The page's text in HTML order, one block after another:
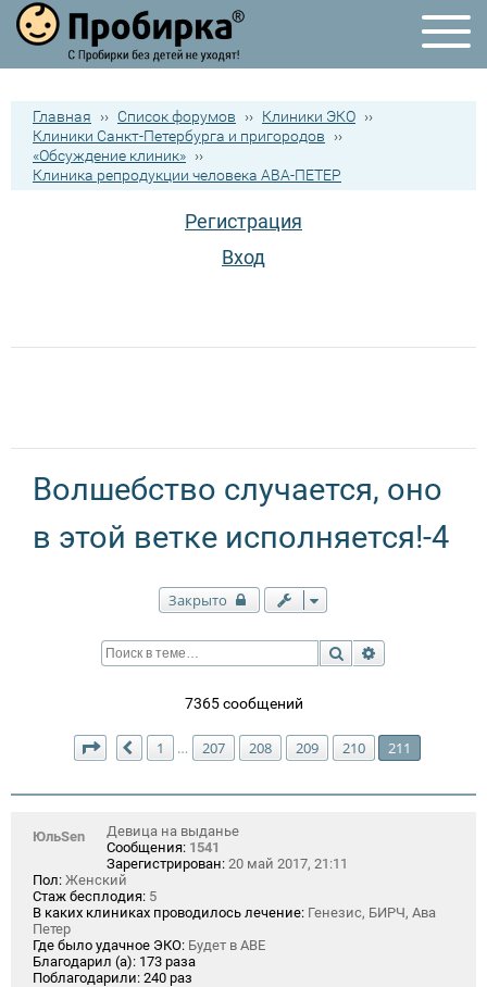
Главная ›› Список форумов ›› Клиники ЭКО ››
Клиники Санкт-Петербурга и пригородов
››
«Обсуждение клиник» ››
Клиника репродукции человека АВА-ПЕТЕР
Регистрация
Вход
Волшебство случается, оно
в этой ветке исполняется!-4
Закрыто
Поиск
7365 сообщений
Страница 211 из211
Пред.
1 … 207 208 209 210 211
ЮльSen
Девица на выданье
Сообщения: 1541
Зарегистрирован: 20 май 2017, 21:11
Пол: Женский
Стаж бесплодия: 5
В каких клиниках проводилось лечение: Генезис, БИРЧ, Ава
Петер
Где было удачное ЭКО: Будет в АВЕ
Благодарил (а): 173 раза
Поблагодарили: 240 раз